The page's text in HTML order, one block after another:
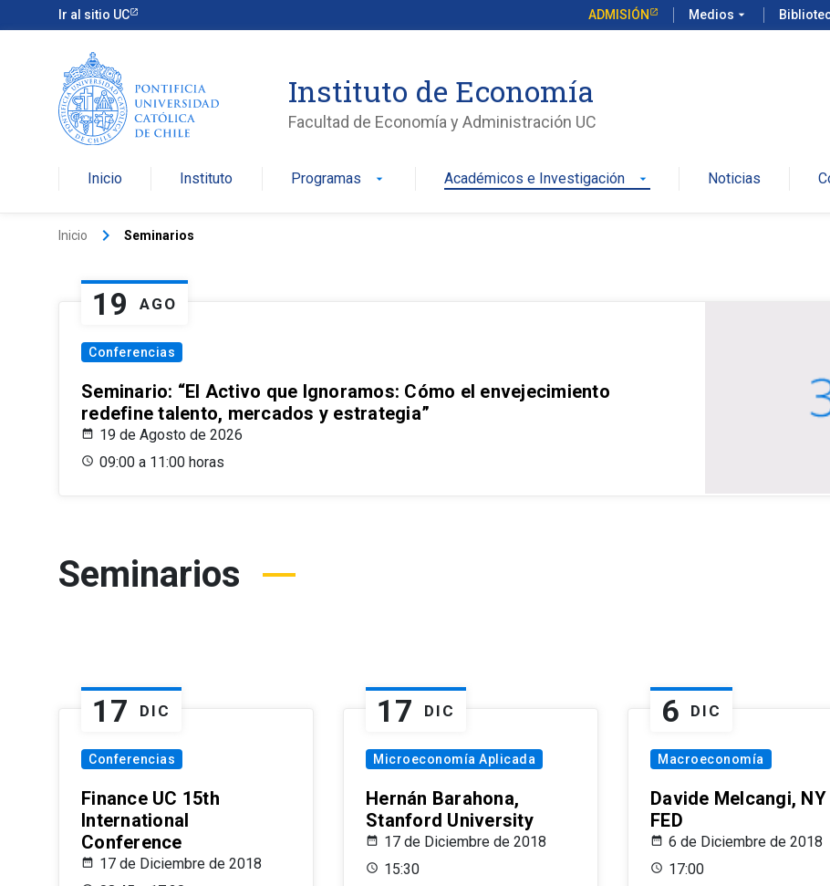
Ir al sitio UC ADMISIÓN Medios arrow_drop_down
Instituto de Economía
Facultad de Economía y Administración UC
Inicio Instituto Programas arrow_drop_down Académicos e Investigación arrow_drop_down Noticias
Inicio keyboard_arrow_right Seminarios
19 AGO
Conferencias
Seminario: “El Activo que Ignoramos: Cómo el envejecimiento
redefine talento, mercados y estrategia”
19 de Agosto de 2026
09:00 a 11:00 horas
Seminarios
17 DIC
Conferencias
Finance UC 15th
International
Conference
17 de Diciembre de 2018
17 DIC
Microeconomía Aplicada
Hernán Barahona,
Stanford University
17 de Diciembre de 2018
15:30
6 DIC
Macroeconomía
Davide Melcangi, NY
FED
6 de Diciembre de 2018
17:00